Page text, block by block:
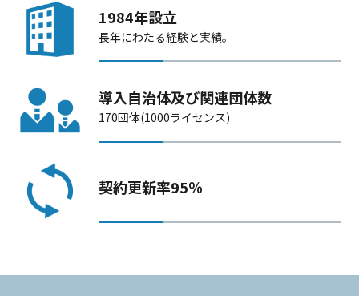
1984年設立
長年にわたる経験と実績。
導入自治体及び関連団体数
170団体(1000ライセンス)
契約更新率95％